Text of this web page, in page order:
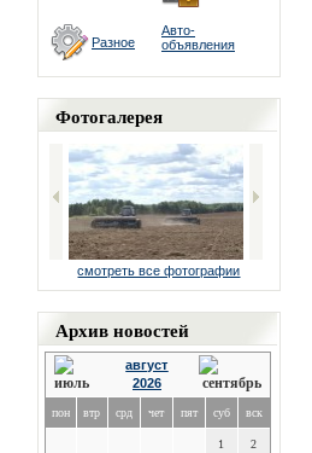
Разное
Авто-
объявления
Фотогалерея
смотреть все фотографии
Архив новостей
август
2026
пон втр срд чет пят суб вск
1 2